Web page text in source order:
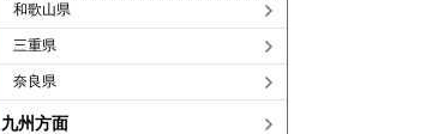
和歌山県
三重県
奈良県
九州方面